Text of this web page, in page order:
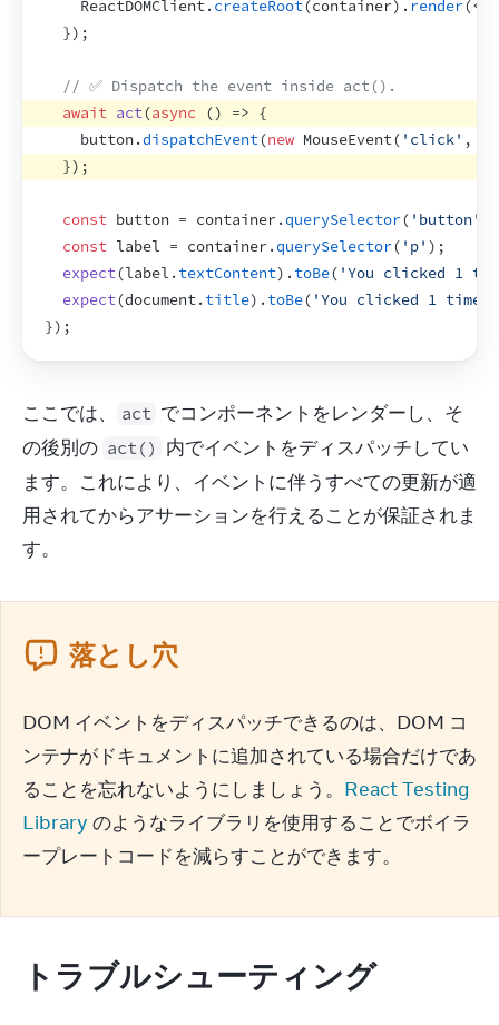
ReactDOMClient. createRoot(container) . render(<
}) ;
// ✅ Dispatch the event inside act().
await act(async () => {
button.dispatchEvent(new MouseEvent( 'click' ,
}) ;
const button = container.querySelector( 'button'
const label = container.querySelector( 'p' ) ;
expect(label. textContent) . toBe( 'You clicked 1
expect(document. title) . toBe( 'You clicked 1 times'
}) ;
ここでは、 act でコンポーネントをレンダーし、そ
の後別の act()
内でイベントをディスパッチしてい
ます。これにより、イベントに伴うすべての更新が適
用されてからアサーションを行えることが保証されま
す。
落とし穴
DOM イベントをディスパッチできるのは、DOM コ
ンテナがドキュメントに追加されている場合だけであ
ることを忘れないようにしましょう。 React Testing
Library のようなライブラリを使用することでボイラ
ープレートコードを減らすことができます。
トラブルシューティング